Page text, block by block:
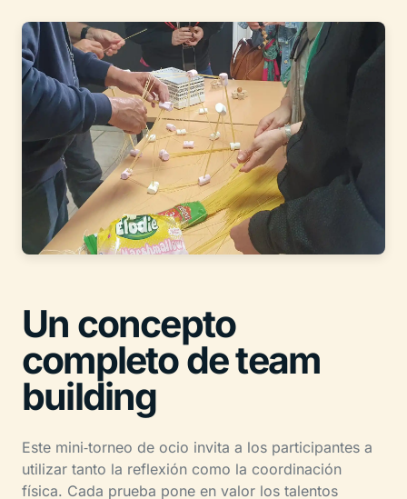
Un concepto
completo de team
building
Este mini‑torneo de ocio invita a los participantes a
utilizar tanto la reflexión como la coordinación
física. Cada prueba pone en valor los talentos